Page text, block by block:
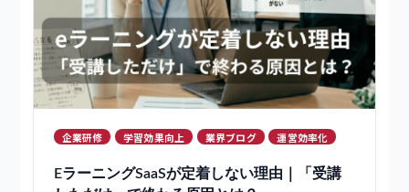
教育・研修で生成AIをどう活かすか。教材制作・運営自
動化・評…
2026年7月4日